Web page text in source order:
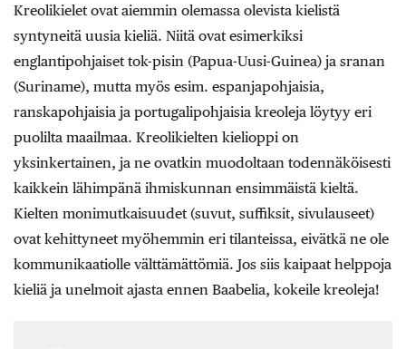
Kreolikielet ovat aiemmin olemassa olevista kielistä
syntyneitä uusia kieliä. Niitä ovat esimerkiksi
englantipohjaiset tok-pisin (Papua-Uusi-Guinea) ja sranan
(Suriname), mutta myös esim. espanjapohjaisia,
ranskapohjaisia ja portugalipohjaisia kreoleja löytyy eri
puolilta maailmaa. Kreolikielten kielioppi on
yksinkertainen, ja ne ovatkin muodoltaan todennäköisesti
kaikkein lähimpänä ihmiskunnan ensimmäistä kieltä.
Kielten monimutkaisuudet (suvut, suffiksit, sivulauseet)
ovat kehittyneet myöhemmin eri tilanteissa, eivätkä ne ole
kommunikaatiolle välttämättömiä. Jos siis kaipaat helppoja
kieliä ja unelmoit ajasta ennen Baabelia, kokeile kreoleja!